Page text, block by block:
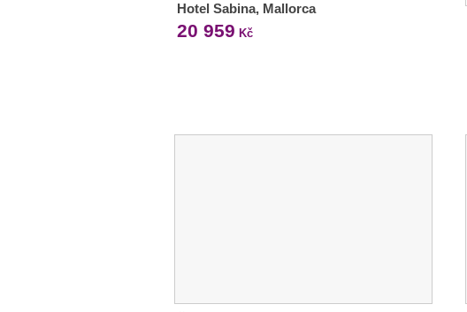
Hotel Sabina, Mallorca
20 959 Kč